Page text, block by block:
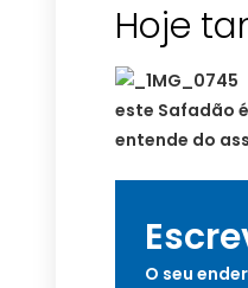
Hoje
este Safadão
entende do
O seu